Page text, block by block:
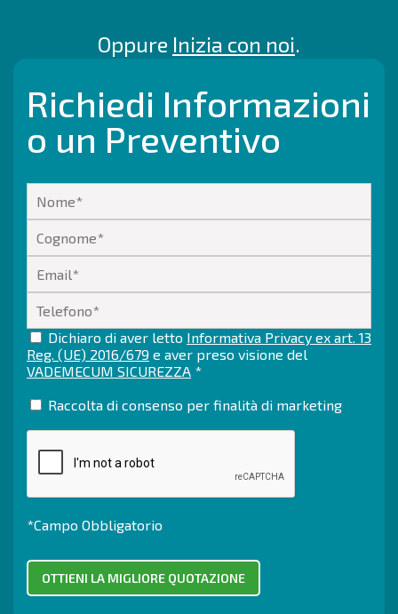
Oppure Inizia con noi.
Richiedi Informazioni
o un Preventivo
Dichiaro di aver letto Informativa Privacy ex art. 13
Reg. (UE) 2016/679 e aver preso visione del
VADEMECUM SICUREZZA *
Raccolta di consenso per finalità di marketing
*Campo Obbligatorio